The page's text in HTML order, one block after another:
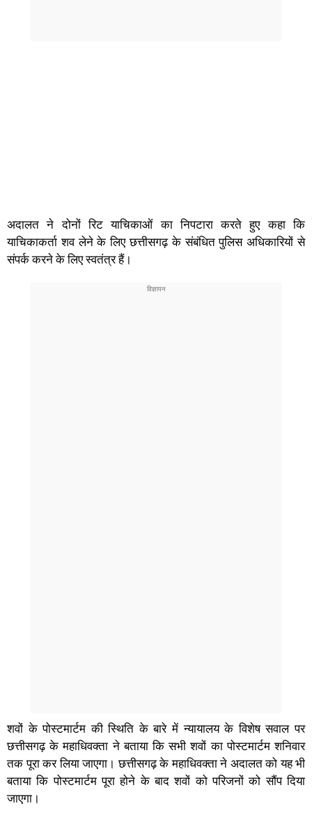
अदालत ने दोनों रिट याचिकाओं का निपटारा करते हुए कहा कि
याचिकाकर्ता शव लेने के लिए छत्तीसगढ़ के संबंधित पुलिस अधिकारियों से
संपर्क करने के लिए स्वतंत्र हैं।
शवों के पोस्टमार्टम की स्थिति के बारे में न्यायालय के विशेष सवाल पर
छत्तीसगढ़ के महाधिवक्ता ने बताया कि सभी शवों का पोस्टमार्टम शनिवार
तक पूरा कर लिया जाएगा। छत्तीसगढ़ के महाधिवक्ता ने अदालत को यह भी
बताया कि पोस्टमार्टम पूरा होने के बाद शवों को परिजनों को सौंप दिया
जाएगा।